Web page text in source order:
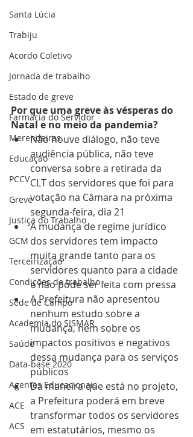
Santa Lúcia
Trabiju
Acordo Coletivo
Jornada de trabalho
Estado de greve
Farmácia do Servidor
Merendeiras
Educação
PCCV
Greve
Justiça do Trabalho
GCM
Terceirização
Condições de trabalho
Sede de Campo
Academia do SISMAR
Saúde
Data-base 2020
Agentes Educacionais
ACE
ACS
Por que uma greve às vésperas do
Natal e no meio da pandemia?
Não houve diálogo, não teve
audiência pública, não teve
conversa sobre a retirada da
CLT dos servidores que foi para
votação na Câmara na próxima
segunda-feira, dia 21
A mudança de regime jurídico
dos servidores tem impacto
muita grande tanto para os
servidores quanto para a cidade
e não pode ser feita com pressa
A Prefeitura não apresentou
nenhum estudo sobre a
mudança, nem sobre os
impactos positivos e negativos
dessa mudança para os serviços
públicos
Da maneira que está no projeto,
a Prefeitura poderá em breve
transformar todos os servidores
em estatutários, mesmo os